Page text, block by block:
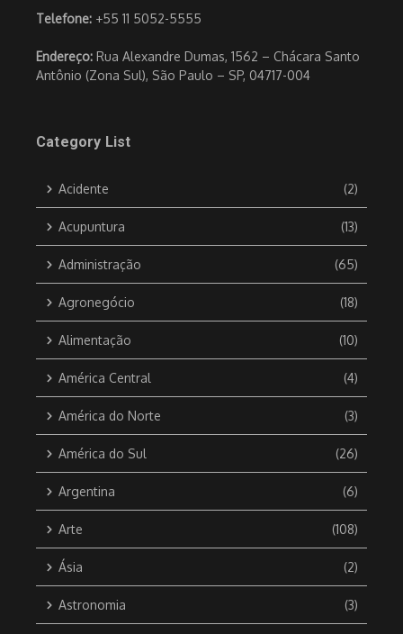
Telefone: +55 11 5052-5555
Endereço: Rua Alexandre Dumas, 1562 – Chácara Santo
Antônio (Zona Sul), São Paulo – SP, 04717-004
Category List
Acidente (2)
Acupuntura (13)
Administração (65)
Agronegócio (18)
Alimentação (10)
América Central (4)
América do Norte (3)
América do Sul (26)
Argentina (6)
Arte (108)
Ásia (2)
Astronomia (3)